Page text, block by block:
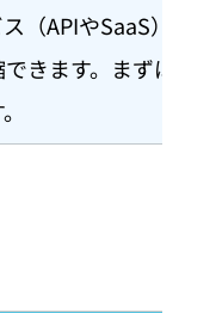
（APIやSaaS）を
きます。まずは「